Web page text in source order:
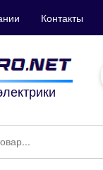
Контакты